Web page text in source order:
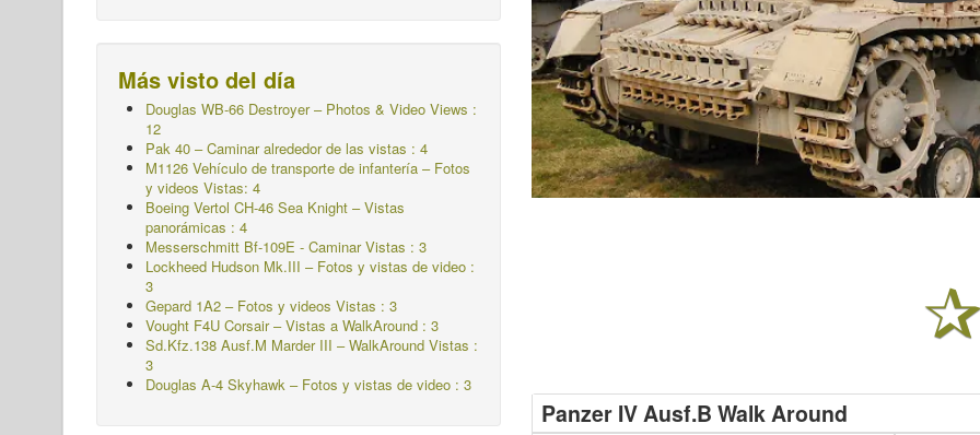
Panzer IV Ausf.B Walk Around
Más visto del día
Douglas WB-66 Destroyer – Photos & Video Views :
12
Pak 40 – Caminar alrededor de las vistas : 4
M1126 Vehículo de transporte de infantería – Fotos
y videos Vistas: 4
Boeing Vertol CH-46 Sea Knight – Vistas
panorámicas : 4
Messerschmitt Bf-109E - CaminarVistas : 3
Lockheed Hudson Mk.III – Fotos y vistas de video :
3
Gepard 1A2 – Fotos y videos Vistas : 3
Vought F4U Corsair – Vistas a WalkAround : 3
Sd.Kfz.138 Ausf.M Marder III – WalkAround Vistas :
3
Douglas A-4 Skyhawk – Fotos y vistas de video : 3